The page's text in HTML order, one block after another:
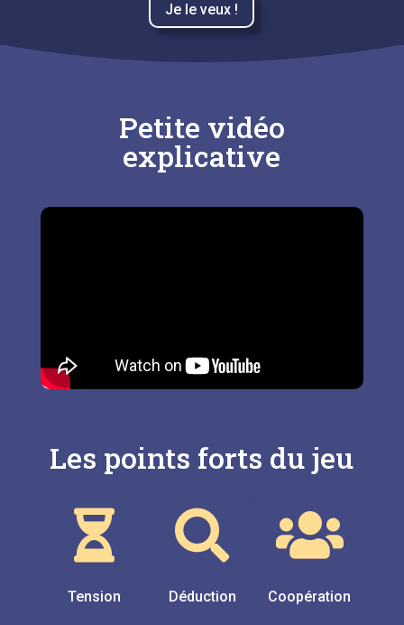
Je le veux !
Petite vidéo
explicative
Les points forts du jeu

Tension

Déduction

Coopération